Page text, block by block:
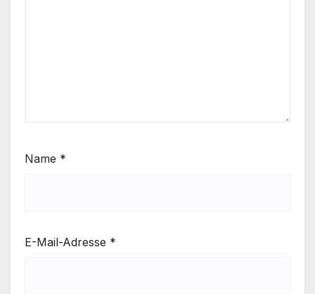
Name *
E-Mail-Adresse *